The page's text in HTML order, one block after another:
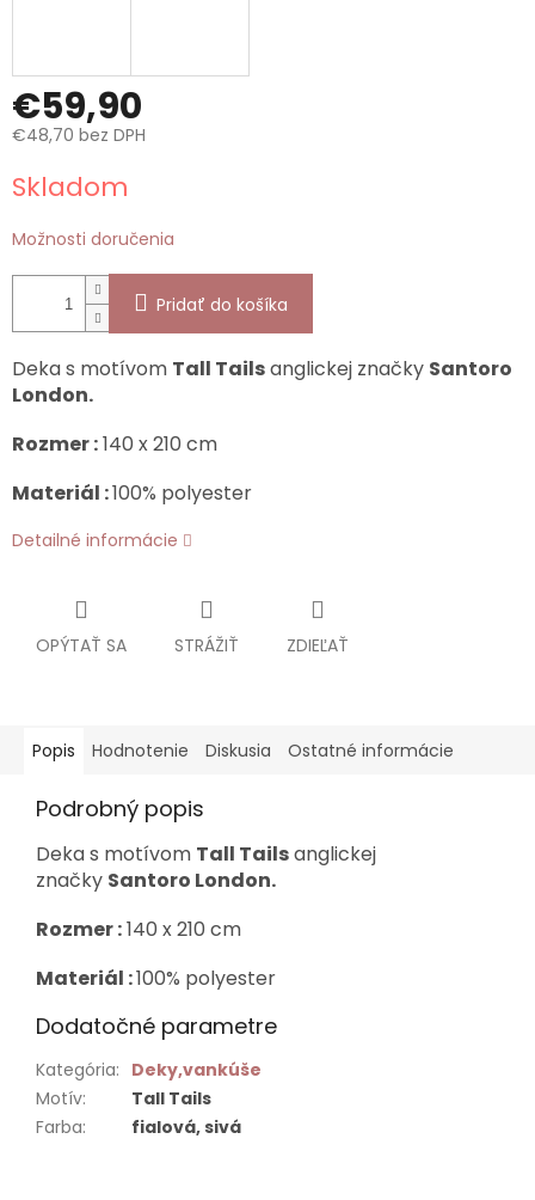
€59,90
€48,70 bez DPH
cena:
Skladom
Možnosti doručenia
Pridať do košíka
Deka s motívom Tall Tailsanglickej značky Santoro
London.
Rozmer :140 x 210 cm
Materiál :100% polyester
Detailné informácie
OPÝTAŤ SA STRÁŽIŤ ZDIEĽAŤ
Popis Hodnotenie Diskusia Ostatné informácie
Podrobný popis
Deka s motívom Tall Tailsanglickej
značky Santoro London.
Rozmer :140 x 210 cm
Materiál :100% polyester
Dodatočné parametre
Kategória: Deky,vankúše
Motív:
Tall Tails
Farba: fialová, sivá